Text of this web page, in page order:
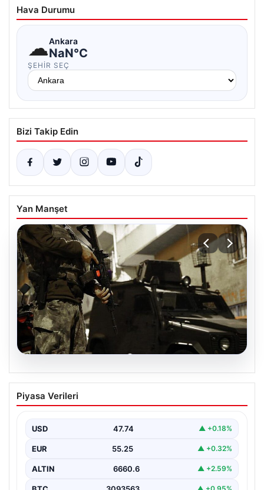
Hava Durumu
☁Ankara
NaN°C
ŞEHIR SEÇ
Bizi Takip Edin
Yan Manşet
Terör Örgütü DAEŞ’e Karşı Geniş
Kapsamlı Operasyonlar
gerçekleştirilen önemli operasyonlar sonucunda, DAEŞ
terror örgütüne yönelik kapsamlı adımlar…
Piyasa Verileri
USD 47.74 ▲ +0.18%
EUR 55.25 ▲ +0.32%
ALTIN 6660.6 ▲ +2.59%